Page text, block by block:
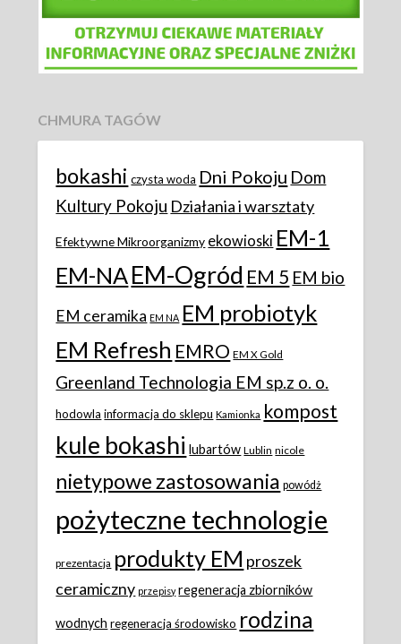
CHMURA TAGÓW
bokashi czysta woda Dni Pokoju Dom
Kultury Pokoju Działania i warsztaty
Efektywne Mikroorganizmy ekowioski EM-1
EM-NAEM-Ogród EM 5 EM bio
EM ceramika EM NA EM probiotyk
EM Refresh EMRO EM X Gold
Greenland Technologia EM sp.z o. o.
hodowla informacja do sklepu Kamionka kompost
kule bokashi lubartów Lublin nicole
nietypowe zastosowania powódż
pożyteczne technologie
prezentacja produkty EM proszek
ceramiczny przepisy regeneracja zbiorników
wodnych regeneracja środowisko rodzina